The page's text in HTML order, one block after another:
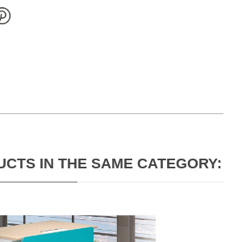
IN THE SAME CATEGORY: